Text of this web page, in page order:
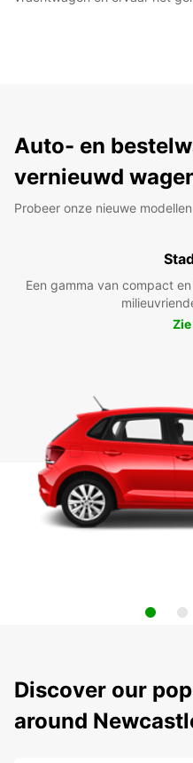
Auto- en
vernieuwd
Probeer onze nieuwe modellen
Een gamma van compact
Discover our
around